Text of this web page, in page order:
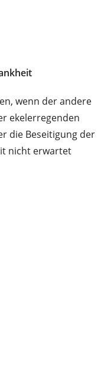
wenn der andere
ekelerregenden
die Beseitigung der
nicht erwartet